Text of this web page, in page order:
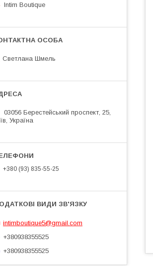
Intim Boutique
Светлана Шмель
03056 Берестейський проспект, 25,
Україна
+380 (93) 835-55-25
intimboutique5@gmail.com
+380938355525
+380938355525